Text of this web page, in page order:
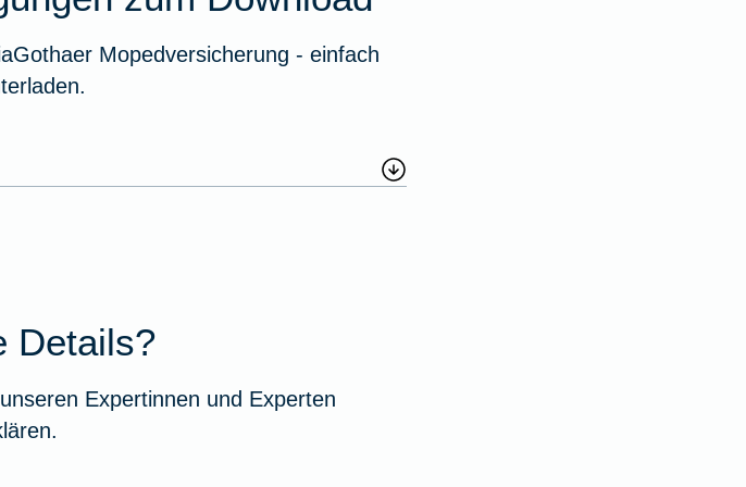
Mopedversicherung - einfach
Details?
Expertinnen und Experten